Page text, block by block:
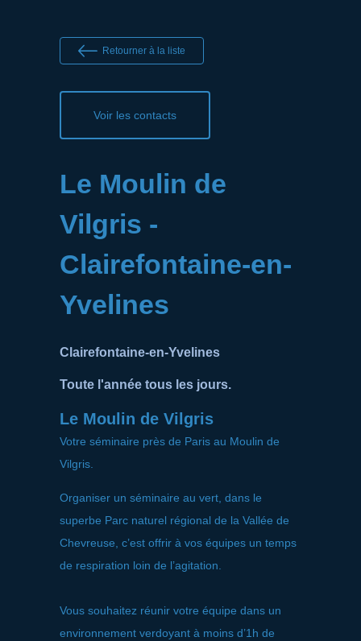
Retourner à la liste
Voir les contacts
Le Moulin de
Vilgris -
Clairefontaine-en-
Yvelines
Clairefontaine-en-Yvelines
Toute l'année tous les jours.
Le Moulin de Vilgris
Votre séminaire près de Paris au Moulin de
Vilgris.
Organiser un séminaire au vert, dans le
superbe Parc naturel régional de la Vallée de
Chevreuse, c’est offrir à vos équipes un temps
de respiration loin de l’agitation.
Vous souhaitez réunir votre équipe dans un
environnement verdoyant à moins d’1h de